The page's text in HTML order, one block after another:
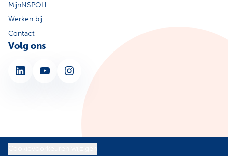
MijnNSPOH
Werken bij
Contact
Volg ons
LinkedIn YouTube Instagram